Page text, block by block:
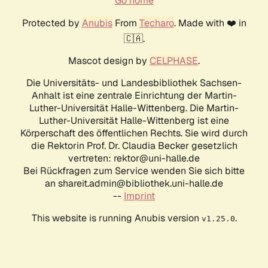
Protected by AnubisFrom Techaro. Made with ❤️ in
🇨🇦.
Mascot design by CELPHASE.
Die Universitäts- und Landesbibliothek Sachsen-
Anhalt ist eine zentrale Einrichtung der Martin-
Luther-Universität Halle-Wittenberg. Die Martin-
Luther-Universität Halle-Wittenberg ist eine
Körperschaft des öffentlichen Rechts. Sie wird durch
die Rektorin Prof. Dr. Claudia Becker gesetzlich
vertreten: rektor@uni-halle.de
Bei Rückfragen zum Service wenden Sie sich bitte
an shareit.admin@bibliothek.uni-halle.de
-- Imprint
This website is running Anubis version v1.25.0.